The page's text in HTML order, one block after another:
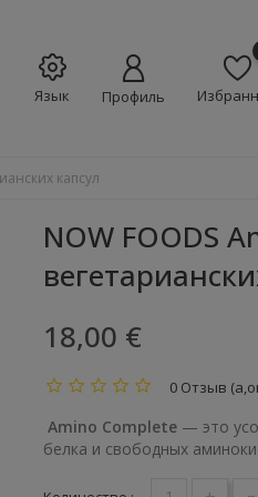
Язык Профиль
капсул
NOW FOODS
18,00 €
0 Отзыв
Amino Complete — это
белка и свободных